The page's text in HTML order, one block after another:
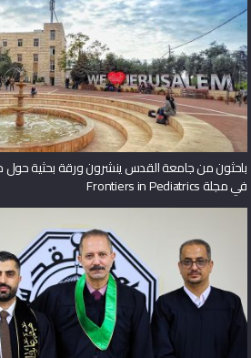
باحثون من جامعة القدس ينشرون ورقة بحثية حول
في مجلة Frontiers in Pediatrics